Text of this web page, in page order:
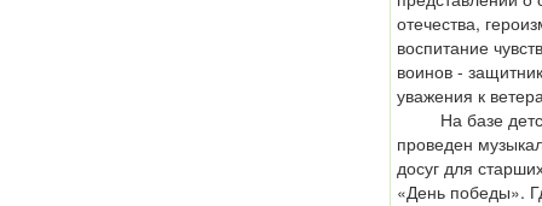
отечества,
воспитание
воинов -
уважения к
На базе
проведен
досуг для
«День победы».